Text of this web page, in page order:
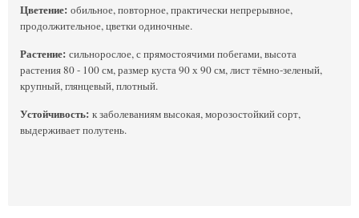
Цветение: обильное, повторное, практически непрерывное,
продолжительное, цветки одиночные.
Растение: сильнорослое, с прямостоячими побегами, высота
растения 80 - 100 см, размер куста 90 х 90 см, лист тёмно-зеленый,
крупный, глянцевый, плотный.
Устойчивость: к заболеваниям высокая, морозостойкий сорт,
выдерживает полутень.